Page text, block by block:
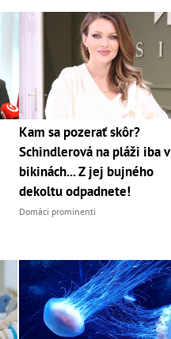
Kam sa pozerať skôr?
Schindlerová na pláži iba v
bikinách... Z jej bujného
dekoltu odpadnete!
Domáci prominenti